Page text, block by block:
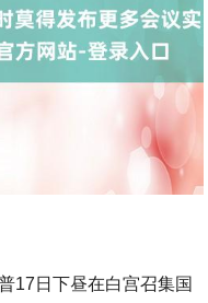
17日下昼在白宫召集国